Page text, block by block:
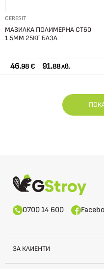
CERESIT
МАЗИЛКА ПОЛИМЕРНА СТ60
1.5ММ 25КГ БАЗА
46.98 € 91.88 лв.
0700 14 600
ЗА КЛИЕНТИ